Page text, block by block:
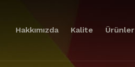
Hakkımızda Kalite Ürünler